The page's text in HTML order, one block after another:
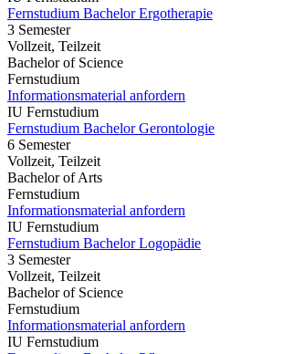
Fernstudium Bachelor Ergotherapie
3 Semester
Vollzeit, Teilzeit
Bachelor of Science
Fernstudium
Informationsmaterial anfordern
IU Fernstudium
Fernstudium Bachelor Gerontologie
6 Semester
Vollzeit, Teilzeit
Bachelor of Arts
Fernstudium
Informationsmaterial anfordern
IU Fernstudium
Fernstudium Bachelor Logopädie
3 Semester
Vollzeit, Teilzeit
Bachelor of Science
Fernstudium
Informationsmaterial anfordern
IU Fernstudium